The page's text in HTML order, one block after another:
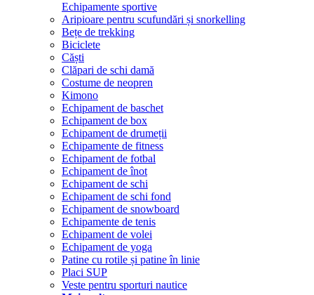
Echipamente sportive
Aripioare pentru scufundări și snorkelling
Bețe de trekking
Biciclete
Căști
Clăpari de schi damă
Costume de neopren
Kimono
Echipament de baschet
Echipament de box
Echipament de drumeții
Echipamente de fitness
Echipament de fotbal
Echipament de înot
Echipament de schi
Echipament de schi fond
Echipament de snowboard
Echipamente de tenis
Echipament de volei
Echipament de yoga
Patine cu rotile și patine în linie
Placi SUP
Veste pentru sporturi nautice